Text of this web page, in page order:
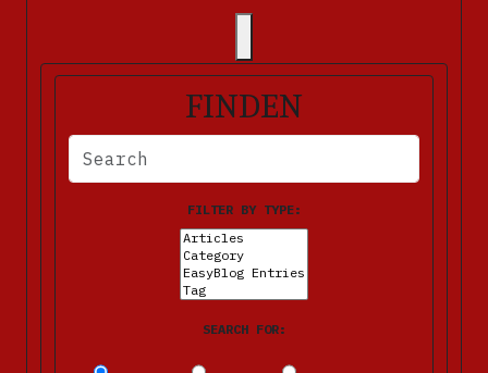
FINDEN
BITTE FÜLLEN SIE DIE ERFORDERLICHEN FELDER AUS.
FILTER BY TYPE:
SEARCH FOR: